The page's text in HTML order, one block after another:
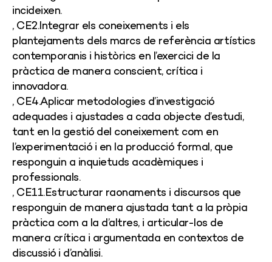
incideixen.
, CE2.Integrar els coneixements i els
plantejaments dels marcs de referència artístics
contemporanis i històrics en l’exercici de la
pràctica de manera conscient, crítica i
innovadora.
, CE4.Aplicar metodologies d’investigació
adequades i ajustades a cada objecte d’estudi,
tant en la gestió del coneixement com en
l’experimentació i en la producció formal, que
responguin a inquietuds acadèmiques i
professionals.
, CE11.Estructurar raonaments i discursos que
responguin de manera ajustada tant a la pròpia
pràctica com a la d’altres, i articular-los de
manera crítica i argumentada en contextos de
discussió i d’anàlisi.